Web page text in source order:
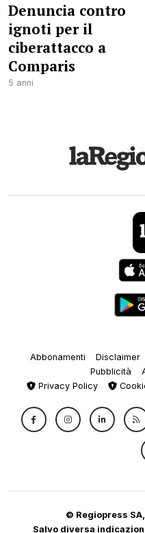
Denuncia contro
ignoti per il
ciberattacco a
Comparis
5 anni
Abbonamenti Disclaimer
Pubblicità
Privacy Policy
© Regiopress
Salvo diversa